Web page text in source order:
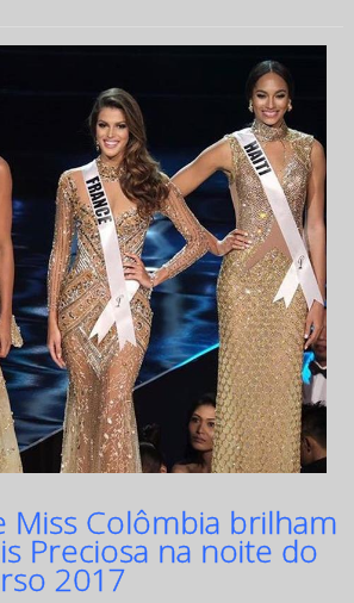
Miss Colômbia brilham
Preciosa na noite do
2017